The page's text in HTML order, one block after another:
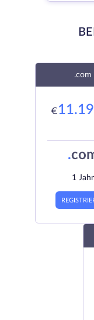
.com
€11.19
.
1 Jahr